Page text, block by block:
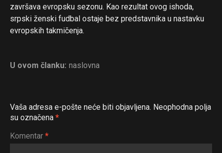
završava evropsku sezonu. Kao rezultat ovog ishoda,
srpski ženski fudbal ostaje bez predstavnika u nastavku
evropskih takmičenja.
U ovom članku: naslovna
Vaša adresa e-pošte neće biti objavljena. Neophodna polja
su označena *
Komentar *